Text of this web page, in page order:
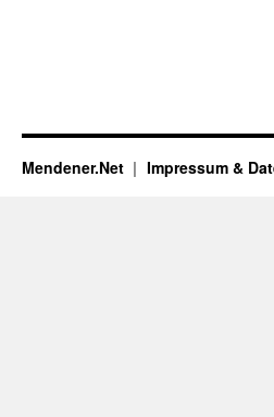
Mendener.Net Impressum &